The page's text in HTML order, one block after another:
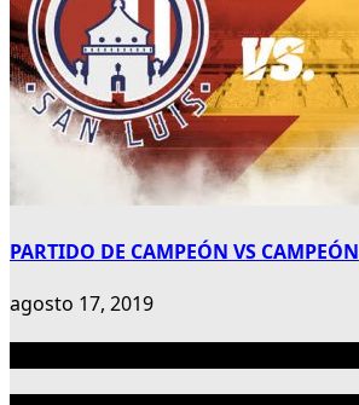
PARTIDO DE CAMPEÓN VS CAMPEÓN
agosto 17, 2019